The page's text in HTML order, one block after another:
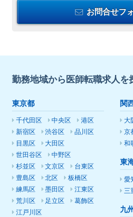
お問合せフ
勤務地域から医師転職求人を
東京都
千代田区 中央区
港区
新宿区
渋谷区
品川区
目黒区
大田区
世田谷区
中野区
杉並区
文京区
台東区
豊島区
北区
板橋区
練馬区
墨田区
江東区
荒川区
足立区
葛飾区
江戸川区
関
大
京
和
東
愛
三
九